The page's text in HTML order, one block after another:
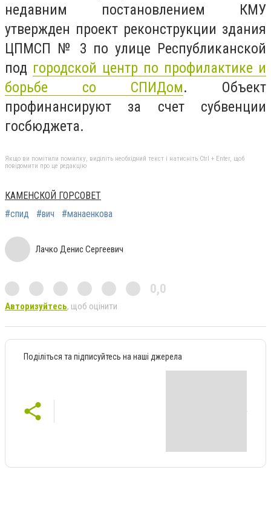
недавним постановлением КМУ
утвержден проект реконструкции здания
ЦПМСП № 3 по улице Республиканской
под городской центр по профилактике и
борьбе со СПИДом. Объект
профинансируют за счет субвенции
госбюджета.
Якщо ви помітили помилку, виділіть необхідний текст і натисніть Ctrl + Enter, щоб
повідомити про це редакцію
КАМЕНСКОЙ ГОРСОВЕТ
#спид
#вич #манаенкова
Лачко Денис Сергеевич
0,0
Авторизуйтесь, щоб оцінити
Поділіться та підписуйтесь на наші джерела